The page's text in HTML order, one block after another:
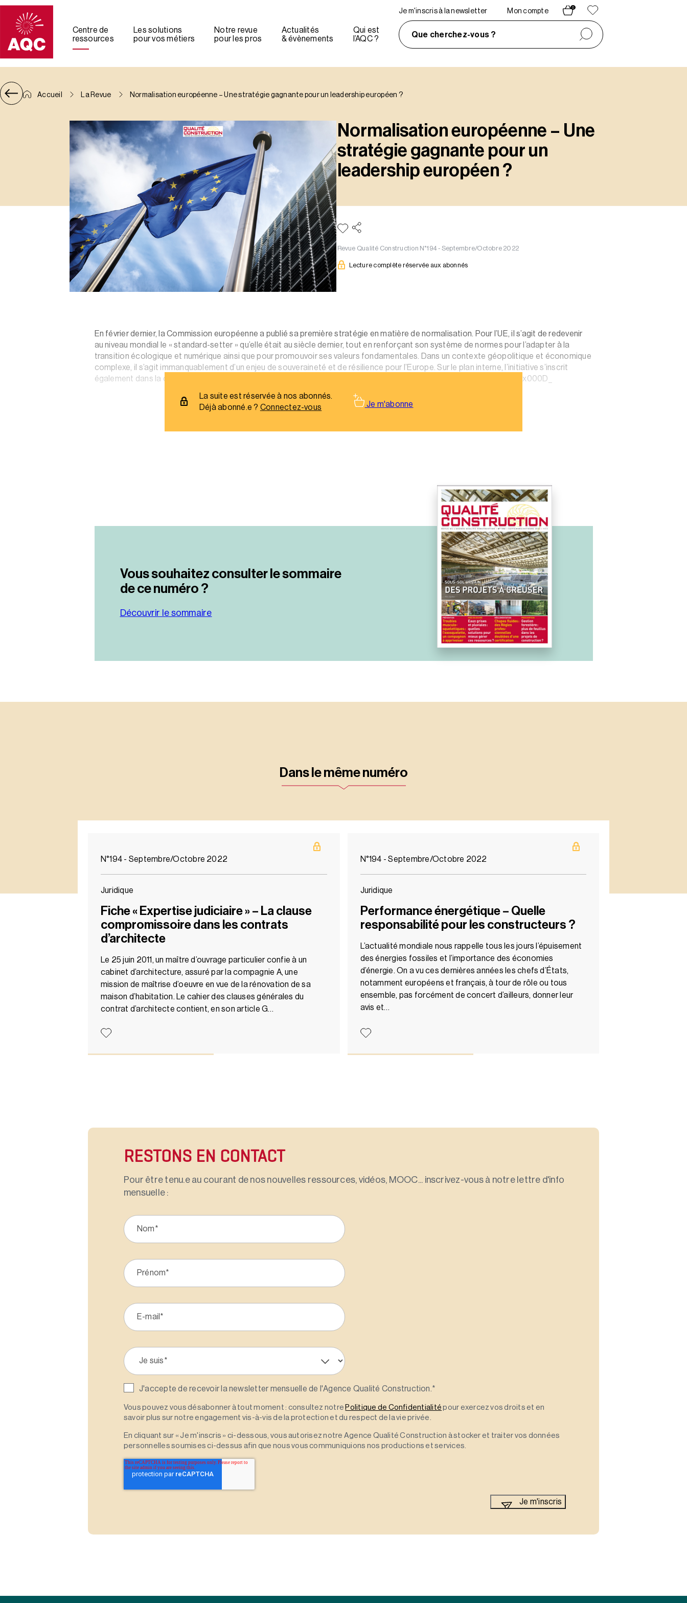
Panneau de gestion des cookies
Centre de
ressources
Les solutions
pour vos métiers
Notre revue
pour les pros
Actualités
& évènements
Qui est
l’AQC ?
Je m'inscris à la newsletter Mon compte
0
Que cherchez-vous ?
Accueil La Revue Normalisation européenne – Une stratégie gagnante pour un leadership européen ?
Normalisation européenne – Une
stratégie gagnante pour un
leadership européen ?
Revue Qualité Construction N°194 - Septembre/Octobre 2022
Lecture complète réservée aux abonnés
En février dernier, la Commission européenne a publié sa première stratégie en matière de normalisation. Pour l’UE, il s’agit de redevenir
au niveau mondial le « standard-setter » qu’elle était au siècle dernier, tout en renforçant son système de normes pour l’adapter à la
transition écologique et numérique ainsi que pour promouvoir ses valeurs fondamentales. Dans un contexte géopolitique et économique
complexe, il s’agit immanquablement d’un enjeu de souveraineté et de résilience pour l’Europe. Sur le plan interne, l’initiative s’inscrit
également dans la continuité d’un bras de fer entre les organisations de normalisation et la Commission européenne._x000D_
La suite est réservée à nos abonnés.
Déjà abonné.e ? Connectez-vous Je m'abonne
Vous souhaitez consulter le sommaire
de ce numéro ?
Découvrir le sommaire
Dans le même numéro
N°194 - Septembre/Octobre 2022
Juridique
Fiche « Expertise judiciaire » – La clause
compromissoire dans les contrats
d’architecte
Le 25 juin 2011, un maître d’ouvrage particulier confie à un
cabinet d’architecture, assuré par la compagnie A, une
mission de maîtrise d’oeuvre en vue de la rénovation de sa
maison d’habitation. Le cahier des clauses générales du
contrat d’architecte contient, en son article G…
N°194 - Septembre/Octobre 2022
Juridique
Performance énergétique – Quelle
responsabilité pour les constructeurs ?
L’actualité mondiale nous rappelle tous les jours l’épuisement
des énergies fossiles et l’importance des économies
d’énergie. On a vu ces dernières années les chefs d’États,
notamment européens et français, à tour de rôle ou tous
ensemble, pas forcément de concert d’ailleurs, donner leur
avis et…
RESTONS EN CONTACT
Pour être tenu.e au courant de nos nouvelles ressources, vidéos, MOOC... inscrivez-vous à notre lettre d'info
mensuelle :
J'accepte de recevoir la newsletter mensuelle de l'Agence Qualité Construction.*
Vous pouvez vous désabonner à tout moment : consultez notre Politique de Confidentialité pour exercez vos droits et en
savoir plus sur notre engagement vis-à-vis de la protection et du respect de la vie privée.
En cliquant sur « Je m'inscris » ci-dessous, vous autorisez notre Agence Qualité Construction à stocker et traiter vos données
personnelles soumises ci-dessus afin que nous vous communiquions nos productions et services.